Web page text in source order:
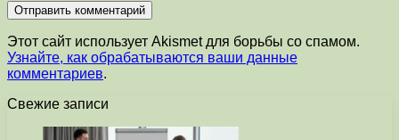
Этот сайт использует Akismet для борьбы со спамом.
Узнайте, как обрабатываются ваши данные
комментариев.
Свежие записи